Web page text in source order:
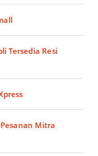
Tersedia Resi
Mitra